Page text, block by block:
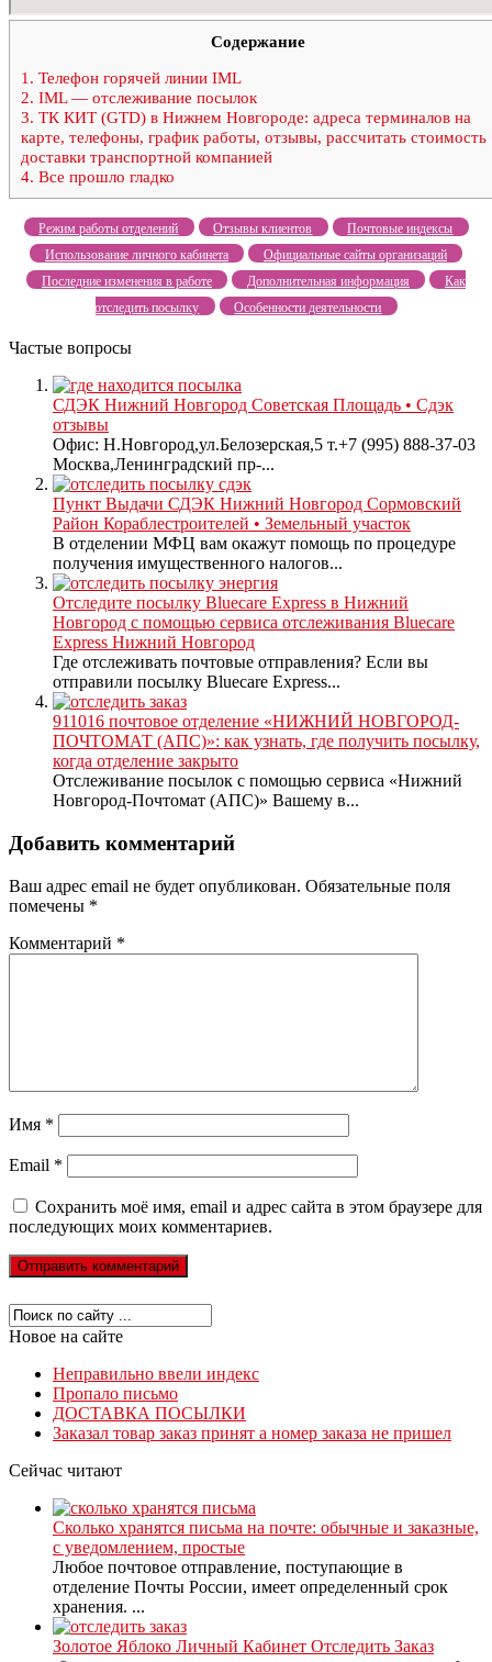
Содержание
1. Телефон горячей линии IML
2. IML — отслеживание посылок
3. ТК КИТ (GTD) в Нижнем Новгороде: адреса терминалов на
карте, телефоны, график работы, отзывы, рассчитать стоимость
доставки транспортной компанией
4. Все прошло гладко
Режим работы отделений Отзывы клиентов
Почтовые индексы
Использование личного кабинета
Официальные сайты организаций
Последние изменения в работе
Дополнительная информация
Как
отследить посылку
Особенности деятельности
Частые вопросы
СДЭК Нижний Новгород Советская Площадь • Сдэк
отзывы
Офис: Н.Новгород,ул.Белозерская,5 т.+7 (995) 888-37-03
Москва,Ленинградский пр-...
Пункт Выдачи СДЭК Нижний Новгород Сормовский
Район Кораблестроителей • Земельный участок
В отделении МФЦ вам окажут помощь по процедуре
получения имущественного налогов...
Отследите посылку Bluecare Express в Нижний
Новгород с помощью сервиса отслеживания Bluecare
Express Нижний Новгород
Где отслеживать почтовые отправления? Если вы
отправили посылку Bluecare Express...
911016 почтовое отделение «НИЖНИЙ НОВГОРОД-
ПОЧТОМАТ (АПС)»: как узнать, где получить посылку,
когда отделение закрыто
Отслеживание посылок с помощью сервиса «Нижний
Новгород-Почтомат (АПС)» Вашему в...
Добавить комментарий
Ваш адрес email не будет опубликован. Обязательные поля
помечены *
Комментарий *
Имя *
Email *
Сохранить моё имя, email и адрес сайта в этом браузере для
последующих моих комментариев.
Новое на сайте
Неправильно ввели индекс
Пропало письмо
ДОСТАВКА ПОСЫЛКИ
Заказал товар заказ принят а номер заказа не пришел
Сейчас читают
Сколько хранятся письма на почте: обычные и заказные,
с уведомлением, простые
Любое почтовое отправление, поступающие в
отделение Почты России, имеет определенный срок
хранения. ...
Золотое Яблоко Личный Кабинет Отследить Заказ